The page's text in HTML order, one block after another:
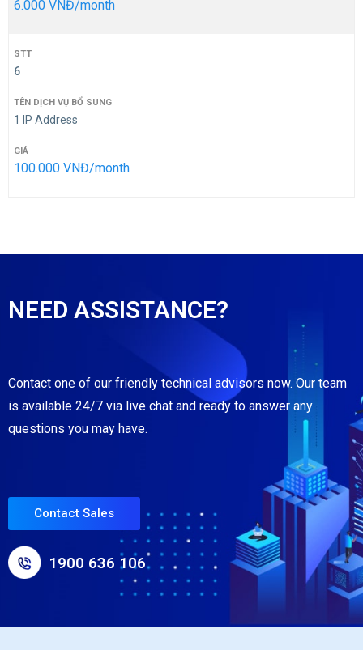
6.000 VNĐ/month
6
1 IP Address
100.000 VNĐ/month
NEED ASSISTANCE?
Contact one of our friendly technical advisors now. Our team
is available 24/7 via live chat and ready to answer any
questions you may have.
Contact Sales
1900 636 106